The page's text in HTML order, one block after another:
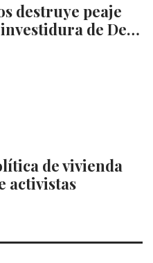
destruye peaje
de De…
de vivienda
activistas